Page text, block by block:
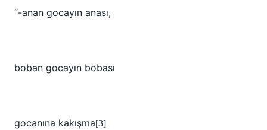
“-anan gocayın anası,
boban gocayın bobası
gocanına kakışma[3]